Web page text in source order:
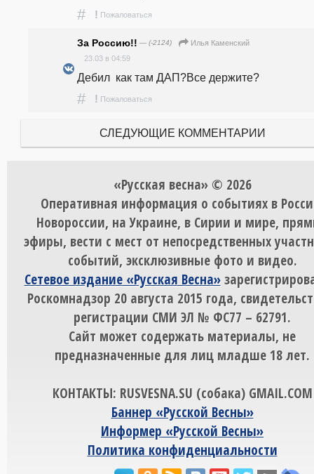
# ! Пожаловаться
За Россию!! — (-2124)
Илья Каменский
23.03 в 04:59
Дебил  как там ДАП?Все держите?
# ! Пожаловаться
СЛЕДУЮЩИЕ КОММЕНТАРИИ
«Русская весна» © 2026
Оперативная информация о событиях в
Новороссии, на Украине, в Сирии и мире,
эфиры, вести с мест от непосредственных
событий, эксклюзивные фото и видео.
Сетевое издание «Русская Весна»
Роскомнадзор 20 августа 2015 года,
регистрации СМИ ЭЛ № ФС77 – 62791.
Сайт может содержать материалы, не
предназначенные для лиц младше 18 лет.
КОНТАКТЫ: RUSVESNA.SU (собака) GMAIL.COM
Баннер «Русской Весны»
Информер «Русской Весны»
Политика конфиденциальности